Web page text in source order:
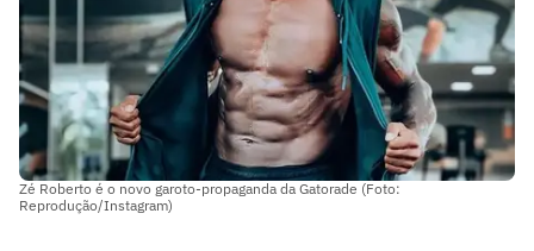
Zé Roberto é o novo garoto-propaganda da Gatorade (Foto:
Reprodução/Instagram)